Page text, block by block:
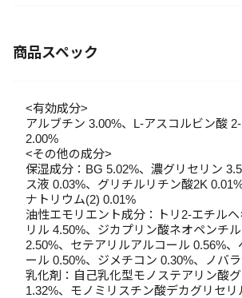
商品スペック
<有効成分>
アルブチン 3.00%、L-アスコルビン酸
2.00%
<その他の成分>
保湿成分：BG 5.02%、濃グリセリン
ス液 0.03%、グリチルリチン酸2K
ナトリウム(2) 0.01%
油性エモリエント成分：トリ2-エチル
リル 4.50%、ジカプリン酸ネオペンチ
2.50%、セテアリルアルコール 0.56%、
ール 0.50%、ジメチコン 0.30%、ノバ
乳化剤：自己乳化型モノステアリン酸
1.32%、モノミリスチン酸デカグリセリ